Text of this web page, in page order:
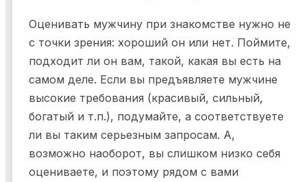
Оценивать мужчину при знакомстве нужно не
с точки зрения: хороший он или нет. Поймите,
подходит ли он вам, такой, какая вы есть на
самом деле. Если вы предъявляете мужчине
высокие требования (красивый, сильный,
богатый и т.п.), подумайте, а соответствуете
ли вы таким серьезным запросам. А,
возможно наоборот, вы слишком низко себя
оцениваете, и поэтому рядом с вами